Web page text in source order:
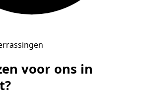
voor ons in